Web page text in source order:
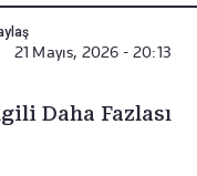
21 Mayıs, 2026 - 20:13
Daha Fazlası